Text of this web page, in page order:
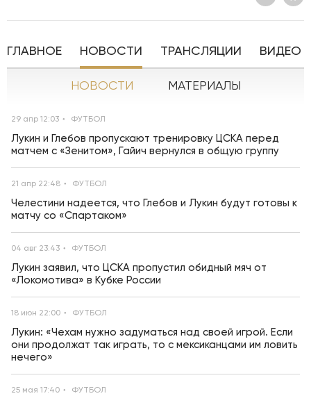
ГЛАВНОЕ НОВОСТИ ТРАНСЛЯЦИИ ВИДЕО
НОВОСТИ МАТЕРИАЛЫ
29 апр 12:03 ФУТБОЛ
Лукин и Глебов пропускают тренировку ЦСКА перед
матчем с «Зенитом», Гайич вернулся в общую группу
21 апр 22:48 ФУТБОЛ
Челестини надеется, что Глебов и Лукин будут готовы к
матчу со «Спартаком»
04 авг 23:43 ФУТБОЛ
Лукин заявил, что ЦСКА пропустил обидный мяч от
«Локомотива» в Кубке России
18 июн 22:00 ФУТБОЛ
Лукин: «Чехам нужно задуматься над своей игрой. Если
они продолжат так играть, то с мексиканцами им ловить
нечего»
25 мая 17:40 ФУТБОЛ